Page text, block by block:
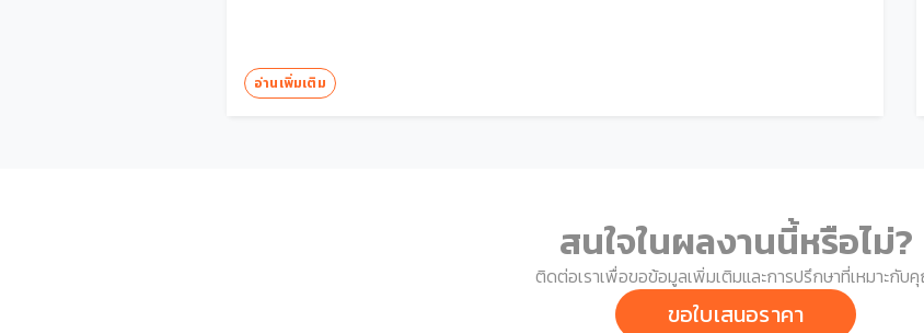
อ่านเพิ่มเติม
สนใจในผลงานนี้หรือไม่?
ติดต่อเราเพื่อขอข้อมูลเพิ่มเติมและการปรึกษาที่เหมาะกับ
ขอใบเสนอราคา